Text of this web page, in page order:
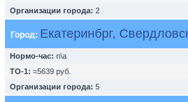
Организации города: 2
Город: Екатеринбрг,
Нормо-час: n\a
ТО-1: ≈5639 руб.
Организации города: 5